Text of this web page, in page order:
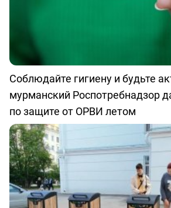
Соблюдайте гигиену и будьте
мурманский Роспотребнадзор
по защите от ОРВИ летом